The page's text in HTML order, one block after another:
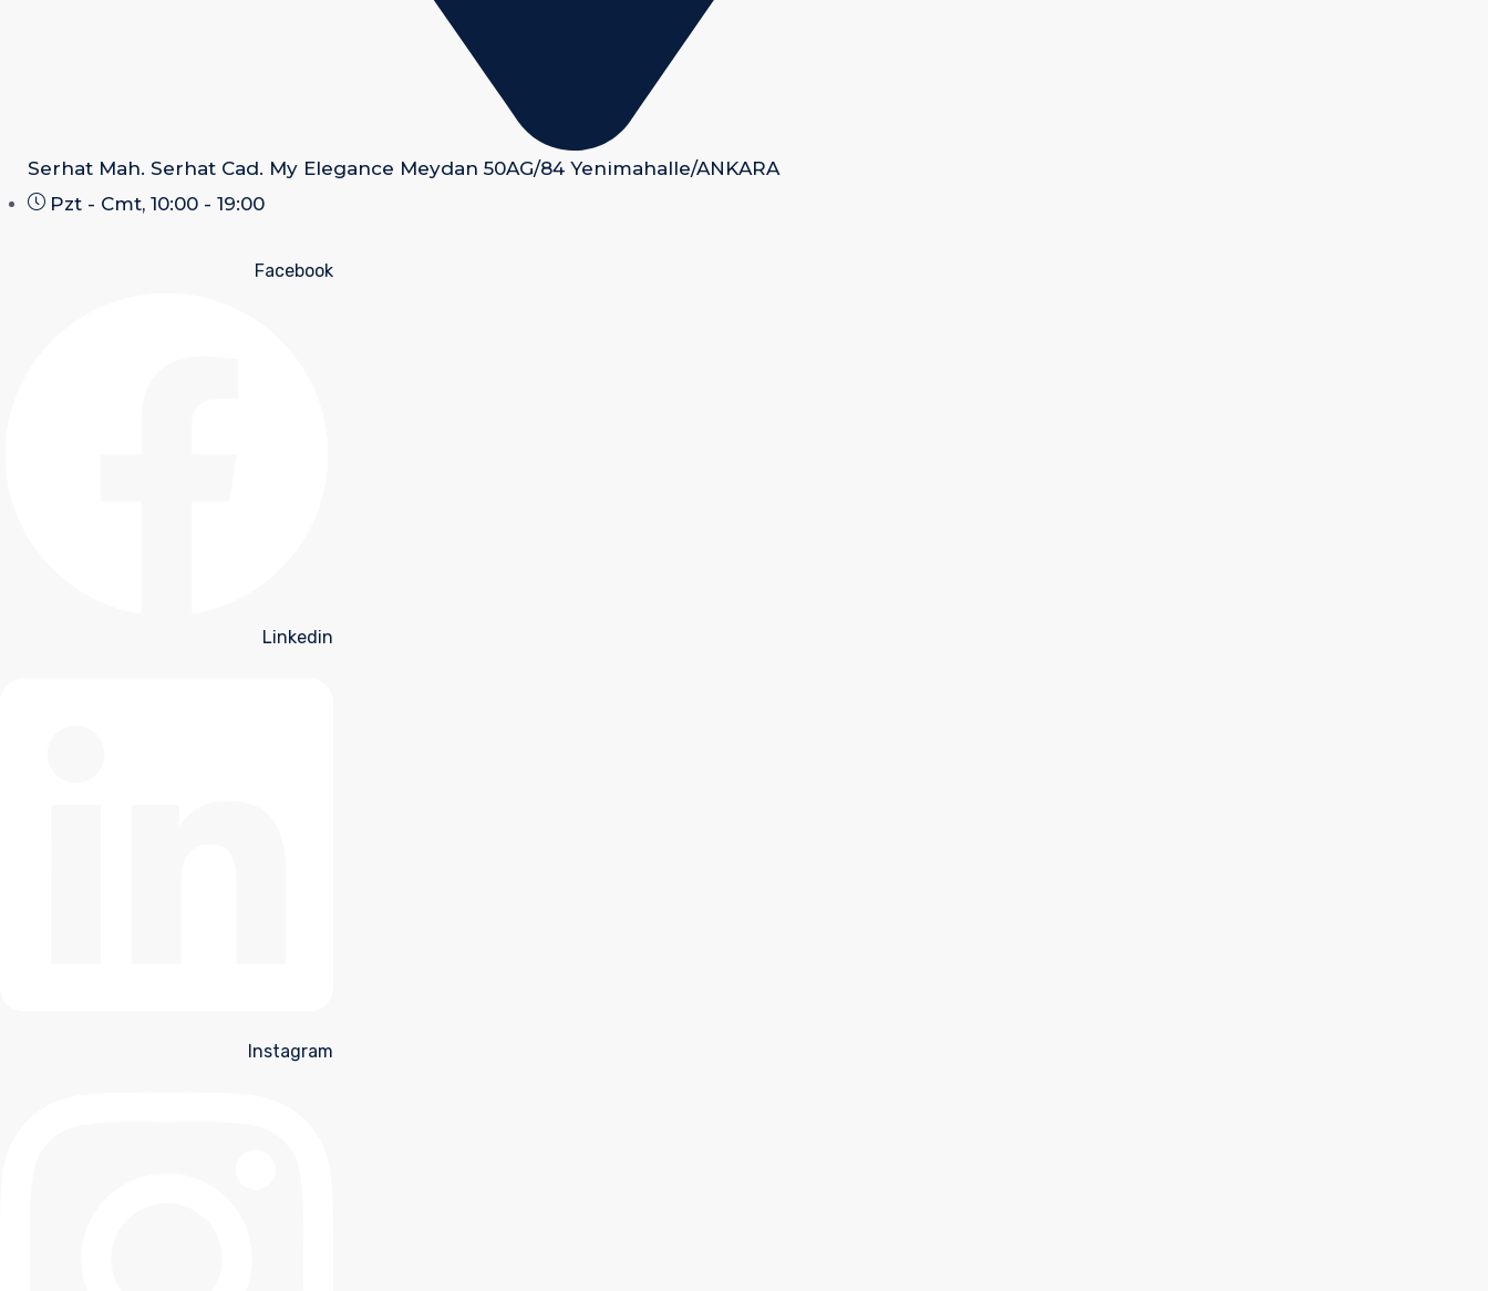
Serhat Mah. Serhat Cad. My Elegance Meydan 50AG/84 Yenimahalle/ANKARA
Pzt - Cmt, 10:00 - 19:00
Facebook
Linkedin
Instagram